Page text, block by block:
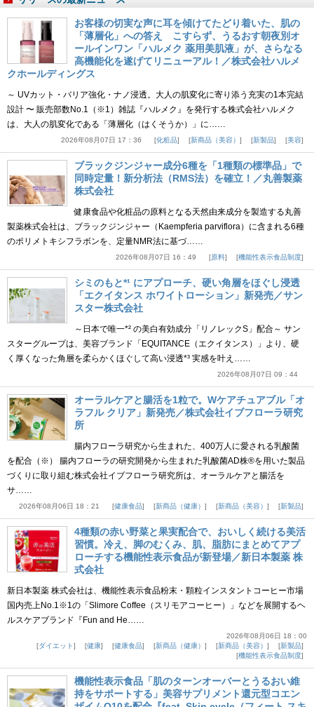
お客様の切実な声に耳を傾けてたどり着いた、肌の
「薄層化」への答え こすらず、うるおす朝夜別オ
ールインワン「ハルメク 薬用美肌液」が、さらなる
高機能化を遂げてリニューアル！／株式会社ハルメ
クホールディングス
～ UVカット・バリア強化・ナノ浸透。大人の肌変化に寄り添う充実の1本完結
設計 〜 販売部数No.1（※1）雑誌『ハルメク』を発行する株式会社ハルメク
は、大人の肌変化である「薄層化（はくそうか）」に……
2026年08月07日 17：36 化粧品 新商品（美容） 新製品 美容
ブラックジンジャー成分6種を「1種類の標準品」で
同時定量！新分析法（RMS法）を確立！／丸善製薬
株式会社
健康食品や化粧品の原料となる天然由来成分を製造する丸善
製薬株式会社は、ブラックジンジャー（Kaempferia parviflora）に含まれる6種
のポリメトキシフラボンを、定量NMR法に基づ……
2026年08月07日 16：49 原料 機能性表示食品制度
シミのもと*¹ にアプローチ、硬い角層をほぐし浸透
「エクイタンス ホワイトローション」新発売／サン
スター株式会社
～日本で唯一*² の美白有効成分「リノレックS」配合～ サン
スターグループは、美容ブランド「EQUITANCE（エクイタンス）」より、硬
く厚くなった角層を柔らかくほぐして高い浸透*³ 実感を叶え……
2026年08月07日 09：44
オーラルケアと腸活を1粒で。Wケアチュアブル「オ
ラフル クリア」新発売／株式会社イブフローラ研究
所
腸内フローラ研究から生まれた、400万人に愛される乳酸菌
を配合（※） 腸内フローラの研究開発から生まれた乳酸菌AD株®を用いた製品
づくりに取り組む株式会社イブフローラ研究所は、オーラルケアと腸活を
サ……
2026年08月06日 18：21 健康食品 新商品（健康） 新商品（美容） 新製品
4種類の赤い野菜と果実配合で、おいしく続ける美活
習慣。冷え、脚のむくみ、肌、脂肪にまとめてアプ
ローチする機能性表示食品が新登場／新日本製薬 株
式会社
新日本製薬 株式会社は、機能性表示食品粉末・顆粒インスタントコーヒー市場
国内売上No.1※1の「Slimore Coffee（スリモアコーヒー）」などを展開するヘ
ルスケアブランド『Fun and He……
2026年08月06日 18：00
ダイエット
健康 健康食品 新商品（健康） 新商品（美容）
新製品
機能性表示食品制度
機能性表示食品「肌のターンオーバーとうるおい維
持をサポートする」美容サプリメント還元型コエン